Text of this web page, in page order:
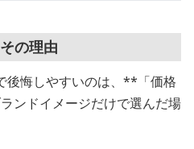
の理由
後悔しやすいのは、**「価格
ンドイメージだけで選んだ場